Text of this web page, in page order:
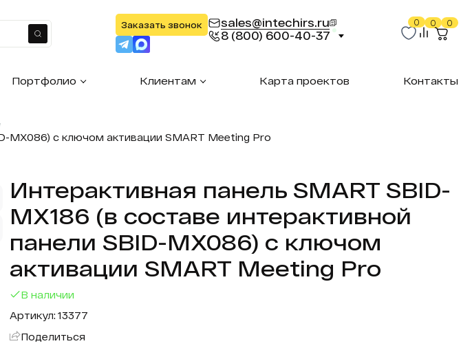
Найти
Заказать звонок
sales@intechirs.ru
8 (800) 600-40-37
0 0 0
Портфолио Клиентам Карта проектов Контакты
MX086) с ключом активации SMART Meeting Pro
Интерактивная панель SMART SBID-
MX186 (в составе интерактивной
панели SBID-MX086) с ключом
активации SMART Meeting Pro
В наличии
Артикул: 13377
Поделиться